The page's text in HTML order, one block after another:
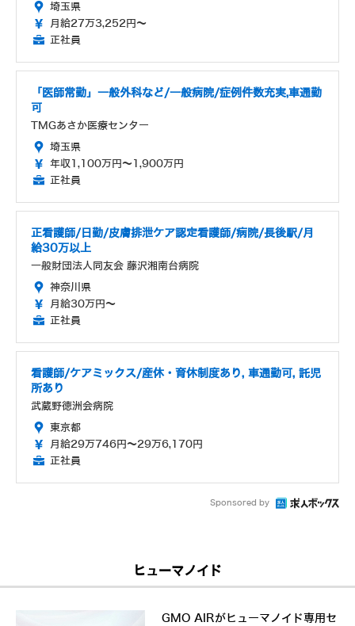
埼玉県
月給27万3,252円～
正社員
「医師常勤」一般外科など/一般病院/症例件数充実,車通勤
可
TMGあさか医療センター
埼玉県
年収1,100万円～1,900万円
正社員
正看護師/日勤/皮膚排泄ケア認定看護師/病院/長後駅/月
給30万以上
一般財団法人同友会 藤沢湘南台病院
神奈川県
月給30万円～
正社員
看護師/ケアミックス/産休・育休制度あり, 車通勤可, 託児
所あり
武蔵野徳洲会病院
東京都
月給29万746円～29万6,170円
正社員
Sponsored by
ヒューマノイド
GMO AIRがヒューマノイド専用セ